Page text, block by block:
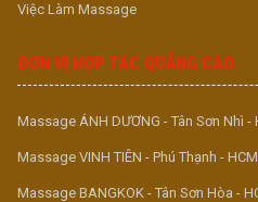
Việc Làm Massage
ĐƠN VỊ HỢP TÁC QUẢNG CÁO
Massage ÁNH DƯƠNG - Tân Sơn Nhì -
Massage VINH TIÊN - Phú Thạnh - HCM
Massage BANGKOK - Tân Sơn Hòa -